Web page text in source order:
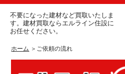
不要になった建材など買取いたしま
す。建材買取ならエルライン住設に
お任せください。
ホーム ＞ご依頼の流れ